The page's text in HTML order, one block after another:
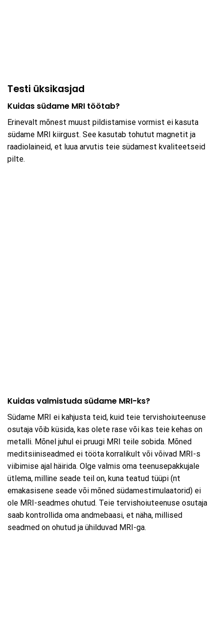
Testi üksikasjad
Kuidas südame MRI töötab?
Erinevalt mõnest muust pildistamise vormist ei kasuta
südame MRI kiirgust. See kasutab tohutut magnetit ja
raadiolaineid, et luua arvutis teie südamest kvaliteetseid
pilte.
Kuidas valmistuda südame MRI-ks?
Südame MRI ei kahjusta teid, kuid teie tervishoiuteenuse
osutaja võib küsida, kas olete rase või kas teie kehas on
metalli. Mõnel juhul ei pruugi MRI teile sobida. Mõned
meditsiiniseadmed ei tööta korralikult või võivad MRI-s
viibimise ajal häirida. Olge valmis oma teenusepakkujale
ütlema, milline seade teil on, kuna teatud tüüpi (nt
emakasisene seade või mõned südamestimulaatorid) ei
ole MRI-seadmes ohutud. Teie tervishoiuteenuse osutaja
saab kontrollida oma andmebaasi, et näha, millised
seadmed on ohutud ja ühilduvad MRI-ga.